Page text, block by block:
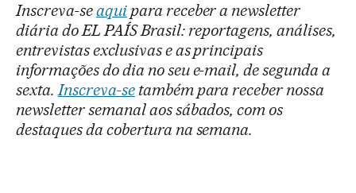
Inscreva-seaquipara receber a newsletter
diária do EL PAÍS Brasil: reportagens, análises,
entrevistas exclusivas e as principais
informações do dia no seu e-mail, de segunda a
sexta.Inscreva-setambém para receber nossa
newsletter semanal aos sábados, com os
destaques da cobertura na semana.